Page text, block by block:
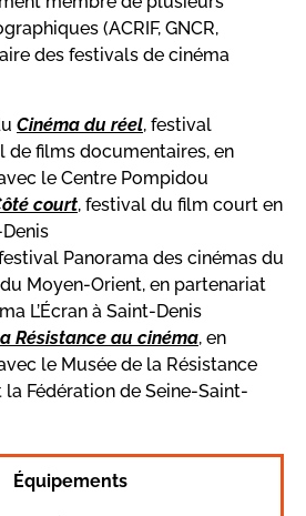
(ACRIF, GNCR,
des festivals de cinéma
Cinéma du réel, festival
de films documentaires, en
le Centre Pompidou
court, festival du film court en
Panorama des cinémas du
Moyen-Orient, en partenariat
L’Écran à Saint-Denis
Résistance au cinéma, en
le Musée de la Résistance
Fédération de Seine-Saint-
Équipements